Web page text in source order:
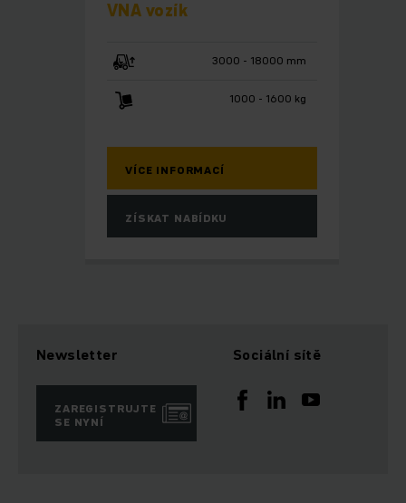
VNA vozík
3000 - 18000 mm
1000 - 1600 kg
VÍCE INFORMACÍ
ZÍSKAT NABÍDKU
Newsletter
ZAREGISTRUJTE
SE NYNÍ
Sociální sítě